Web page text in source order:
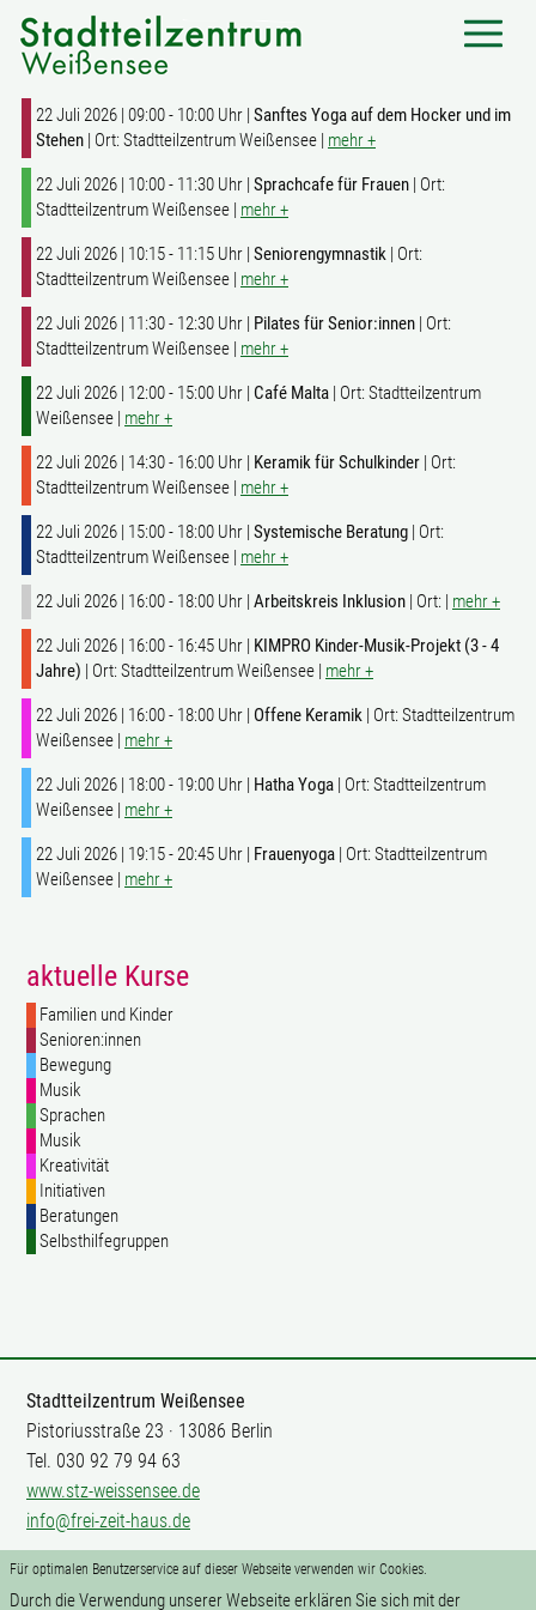
Für optimalen Benutzerservice auf dieser Webseite verwenden wir Cookies.
Durch die Verwendung unserer Webseite erklären Sie sich mit der
22 Juli 2026 | 09:00 - 10:00 Uhr | Sanftes Yoga auf dem Hocker und im
Stehen | Ort: Stadtteilzentrum Weißensee | mehr +
22 Juli 2026 | 10:00 - 11:30 Uhr | Sprachcafe für Frauen | Ort:
Stadtteilzentrum Weißensee | mehr +
22 Juli 2026 | 10:15 - 11:15 Uhr | Seniorengymnastik | Ort:
Stadtteilzentrum Weißensee | mehr +
22 Juli 2026 | 11:30 - 12:30 Uhr | Pilates für Senior:innen | Ort:
Stadtteilzentrum Weißensee | mehr +
22 Juli 2026 | 12:00 - 15:00 Uhr | Café Malta | Ort: Stadtteilzentrum
Weißensee | mehr +
22 Juli 2026 | 14:30 - 16:00 Uhr | Keramik für Schulkinder | Ort:
Stadtteilzentrum Weißensee | mehr +
22 Juli 2026 | 15:00 - 18:00 Uhr | Systemische Beratung | Ort:
Stadtteilzentrum Weißensee | mehr +
22 Juli 2026 | 16:00 - 18:00 Uhr | Arbeitskreis Inklusion | Ort: | mehr +
22 Juli 2026 | 16:00 - 16:45 Uhr | KIMPRO Kinder-Musik-Projekt (3 - 4
Jahre) | Ort: Stadtteilzentrum Weißensee | mehr +
22 Juli 2026 | 16:00 - 18:00 Uhr | Offene Keramik | Ort: Stadtteilzentrum
Weißensee | mehr +
22 Juli 2026 | 18:00 - 19:00 Uhr | Hatha Yoga | Ort: Stadtteilzentrum
Weißensee | mehr +
22 Juli 2026 | 19:15 - 20:45 Uhr | Frauenyoga | Ort: Stadtteilzentrum
Weißensee | mehr +
aktuelle Kurse
Familien und Kinder
Senioren:innen
Bewegung
Musik
Sprachen
Musik
Kreativität
Initiativen
Beratungen
Selbsthilfegruppen
Stadtteilzentrum Weißensee
Pistoriusstraße 23 · 13086 Berlin
Tel. 030 92 79 94 63
www.stz-weissensee.de
info@frei-zeit-haus.de
Mitarbeit